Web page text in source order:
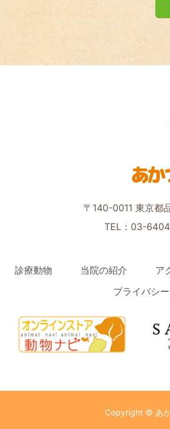
あか
〒140-0011 東京都
TEL：03-
診療動物 当院の紹介 ア
プライバシ
Copyright © あ